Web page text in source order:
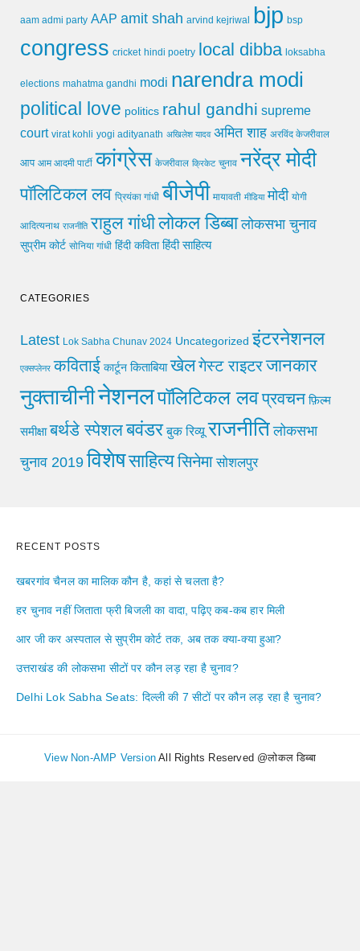
aam admi party AAP amit shah arvind kejriwal bjp bsp
congress cricket hindi poetry local dibba loksabha
elections mahatma gandhi modi narendra modi
political love politics rahul gandhi supreme
court virat kohli yogi adityanath अखिलेश यादव अमित शाह अरविंद केजरीवाल
आप आम आदमी पार्टी कांग्रेस केजरीवाल क्रिकेट चुनाव नरेंद्र मोदी
पॉलिटिकल लव प्रियंका गांधी बीजेपी मायावती मीडिया मोदी योगी
आदित्यनाथ राजनीति राहुल गांधीलोकल डिब्बा लोकसभा चुनाव
सुप्रीम कोर्ट सोनिया गांधी हिंदी कविता हिंदी साहित्य
CATEGORIES
Latest Lok Sabha Chunav 2024 Uncategorized इंटरनेशनल
एक्सप्लेनर कविताई कार्टून किताबिया खेलगेस्ट राइटरजानकार
नुक्ताचीनीनेशनलपॉलिटिकल लवप्रवचन फ़िल्म
समीक्षा बर्थडे स्पेशलबवंडर बुक रिव्यू राजनीति लोकसभा
चुनाव 2019 विशेषसाहित्यसिनेमा सोशलपुर
RECENT POSTS
खबरगांव चैनल का मालिक कौन है, कहां से चलता है?
हर चुनाव नहीं जिताता फ्री बिजली का वादा, पढ़िए कब-कब हार मिली
आर जी कर अस्पताल से सुप्रीम कोर्ट तक, अब तक क्या-क्या हुआ?
उत्तराखंड की लोकसभा सीटों पर कौन लड़ रहा है चुनाव?
Delhi Lok Sabha Seats: दिल्ली की 7 सीटों पर कौन लड़ रहा है चुनाव?
View Non-AMP Version All Rights Reserved @लोकल डिब्बा